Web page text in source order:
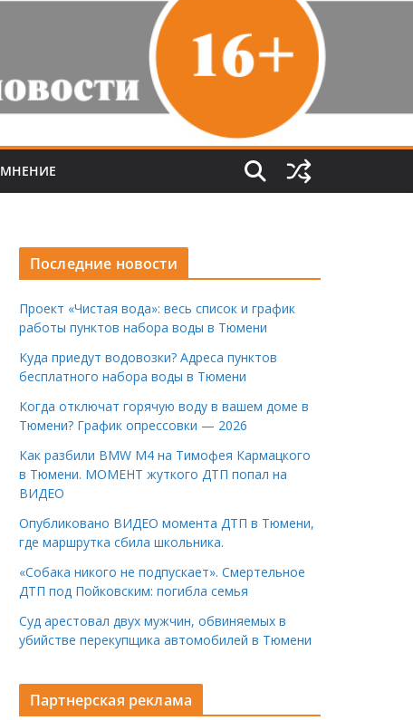
МНЕНИЕ
Последние новости
Проект «Чистая вода»: весь список и график
работы пунктов набора воды в Тюмени
Куда приедут водовозки? Адреса пунктов
бесплатного набора воды в Тюмени
Когда отключат горячую воду в вашем доме в
Тюмени? График опрессовки — 2026
Как разбили BMW M4 на Тимофея Кармацкого
в Тюмени. МОМЕНТ жуткого ДТП попал на
ВИДЕО
Опубликовано ВИДЕО момента ДТП в Тюмени,
где маршрутка сбила школьника.
«Собака никого не подпускает». Смертельное
ДТП под Пойковским: погибла семья
Суд арестовал двух мужчин, обвиняемых в
убийстве перекупщика автомобилей в Тюмени
Партнерская реклама